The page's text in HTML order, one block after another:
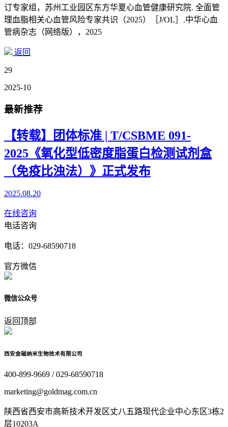
订专家组，苏州工业园区东方华夏心血管健康研究院. 全面管
理血脂相关心血管风险专家共识（2025）［J/OL］.中华心血
管病杂志（网络版），2025
返回
29
2025-10
最新推荐
【转载】团体标准 | T/CSBME 091-
2025《氧化型低密度脂蛋白检测试剂盒
（免疫比浊法）》正式发布
2025.08.20
在线咨询
电话咨询
电话： 029-68590718
官方微信
微信公众号
返回顶部
西安金磁纳米生物技术有限公司
400-899-9669 / 029-68590718
marketing@goldmag.com.cn
陕西省西安市高新技术开发区丈八五路现代企业中心东区3栋2
层10203A